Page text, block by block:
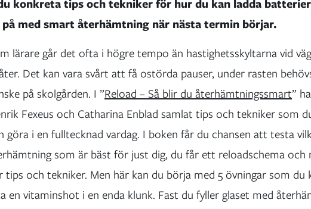
konkreta tips och tekniker för hur du kan ladda
med smart återhämtning när nästa termin börjar.
lärare går det ofta i högre tempo än hastighetsskyltarna vid
Det kan vara svårt att få ostörda pauser, under rasten
på skolgården. I ”Reload – Så blir du återhämtningssmart”
Fexeus och Catharina Enblad samlat tips och tekniker som
göra i en fulltecknad vardag. I boken får du chansen att testa
som är bäst för just dig, du får ett reloadschema och
tips och tekniker. Men här kan du börja med 5 övningar som du
en vitaminshot i en enda klunk. Fast du fyller glaset med